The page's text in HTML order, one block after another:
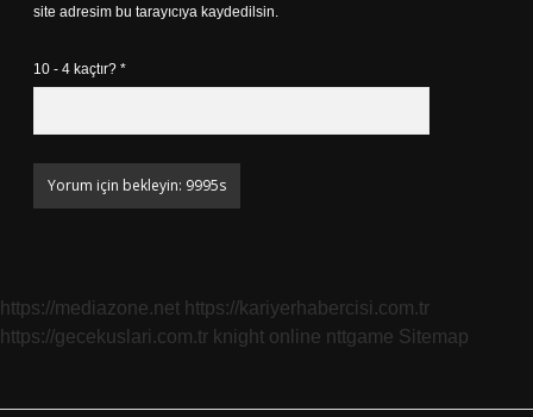
site adresim bu tarayıcıya kaydedilsin.
10 - 4 kaçtır? *
https://mediazone.net https://kariyerhabercisi.com.tr
https://gecekuslari.com.tr knight online nttgame Sitemap